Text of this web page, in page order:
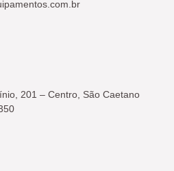
201 – Centro, São Caetano